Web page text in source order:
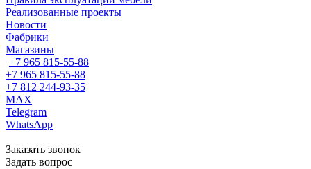
Реализованные проекты
Новости
Фабрики
Магазины
+7 965 815-55-88
+7 965 815-55-88
+7 812 244-93-35
MAX
Telegram
WhatsApp
Заказать звонок
Задать вопрос